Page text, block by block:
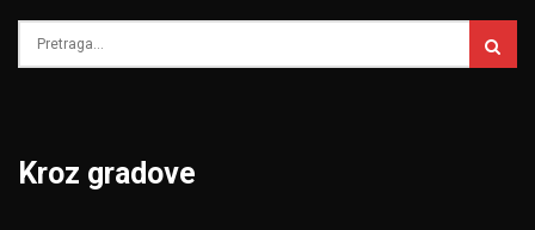
Kroz gradove